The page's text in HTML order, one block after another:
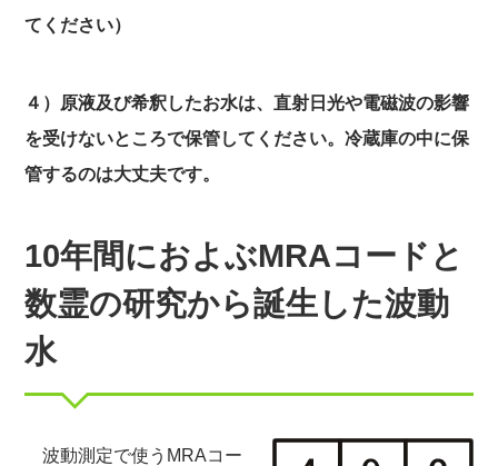
てください）
４）原液及び希釈したお水は、直射日光や電磁波の影響
を受けないところで保管してください。冷蔵庫の中に保
管するのは大丈夫です。
10年間におよぶMRAコードと
数霊の研究から誕生した波動
水
波動測定で使うMRAコー